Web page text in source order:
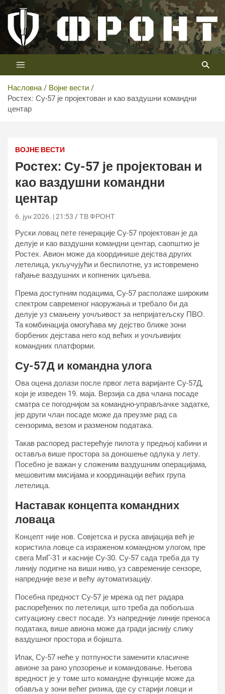
Скип
цонтент
Телевизија ФРОНТ
Први војни канал у Србији
Насловна
Војне вести
Ростех: Су-57 је пројектован и као ваздушни командни
центар
ВОЈНЕ ВЕСТИ
Ростех: Су-57 је пројектован и
као ваздушни командни
центар
6. јун 2026. | 21:53 ТВ ФРОНТ
Руски ловац пете генерације Су-57 пројектован је да
делује и као ваздушни командни центар, саопштио је
Ростех. Авион може да координише дејства других
летелица, укључујући и беспилотне, уз истовремено
гађање ваздушних и копнених циљева.
Према доступним подацима, Су-57 располаже широким
спектром савременог наоружања и требало би да
делује уз смањену уочљивост за непријатељску ПВО.
Та комбинација омогућава му дејство ближе зони
борбених дејстава него код већих и уочљивијих
командних платформи.
Су-57Д и командна улога
Ова оцена долази после првог лета варијанте Су-57Д,
који је изведен 19. маја. Верзија са два члана посаде
сматра се погоднијом за командно-управљачке задатке,
јер други члан посаде може да преузме рад са
сензорима, везом и разменом података.
Такав распоред растерећује пилота у предњој кабини и
оставља више простора за доношење одлука у лету.
Посебно је важан у сложеним ваздушним операцијама,
мешовитим мисијама и координацији већих група
летелица.
Наставак концепта командних
ловаца
Концепт није нов. Совјетска и руска авијација већ је
користила ловце са израженом командном улогом, пре
свега МиГ-31 и касније Су-30. Су-57 сада треба да ту
линију подигне на виши ниво, уз савременије сензоре,
напредније везе и већу аутоматизацију.
Посебна предност Су-57 је мрежа од пет радара
распоређених по летелици, што треба да побољша
ситуациону свест посаде. Уз напредније линије преноса
података, више авиона може да гради јаснију слику
ваздушног простора и бојишта.
Ипак, Су-57 неће у потпуности заменити класичне
авионе за рано упозорење и командовање. Његова
вредност је у томе што командне функције може да
обавља у зони већег ризика, где су старији ловци и